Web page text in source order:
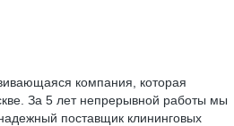
компания, которая
За 5 лет непрерывной работы мы
поставщик клининговых